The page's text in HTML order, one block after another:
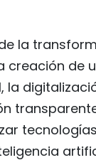
la
creación de